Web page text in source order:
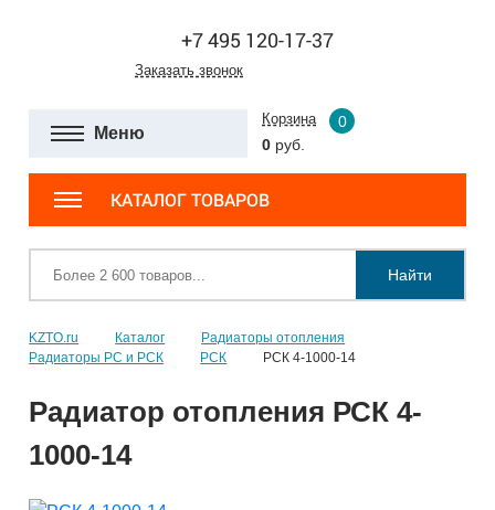
+7 495 120-17-37
Заказать звонок
Меню
Корзина
0
0 руб.
КАТАЛОГ ТОВАРОВ
Найти
KZTO.ru Каталог
Радиаторы отопления
Радиаторы РС и РСК
РСК РСК 4-1000-14
Радиатор отопления РСК 4-
1000-14